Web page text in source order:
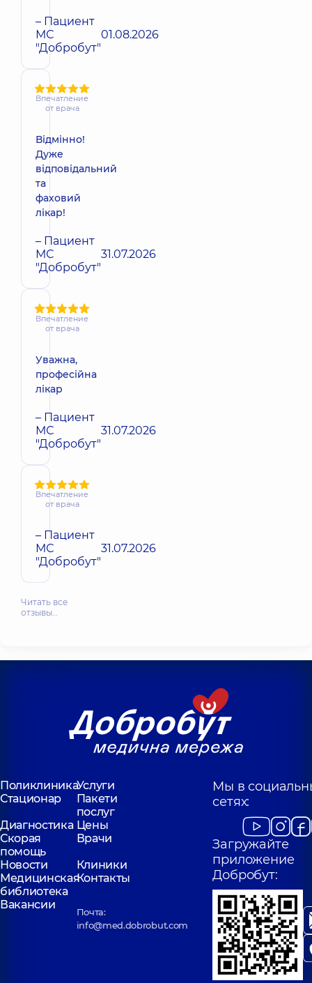
– Пациент
МС
"Добробут"
01.08.2026
Впечатление
от врача
Відмінно!
Дуже
відповідальний
та
фаховий
лікар!
– Пациент
МС
"Добробут"
31.07.2026
Впечатление
от врача
Уважна,
професійна
лікар
– Пациент
МС
"Добробут"
31.07.2026
Впечатление
от врача
– Пациент
МС
"Добробут"
31.07.2026
Читать все
отзывы…
ПоликлиникаУслуги
Стационар
Пакети
послуг
Диагностика Цены
Скорая
помощь
Врачи
Новости
Клиники
Медицинская
библиотека
Контакты
Вакансии
Почта:
info@med.dobrobut.com
Мы в
сетях:
Загружайте
приложение
Добробут: